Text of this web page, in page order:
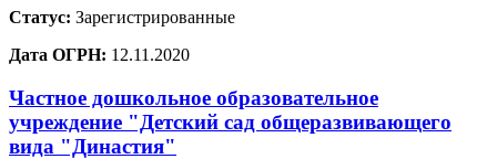
Статус: Зарегистрированные
Дата ОГРН: 12.11.2020
Частное дошкольное образовательное
учреждение "Детский сад общеразвивающего
вида "Династия"